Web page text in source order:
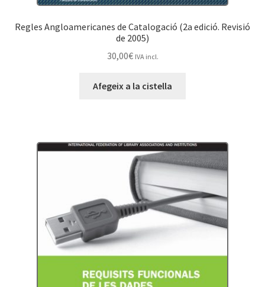
Regles Angloamericanes de Catalogació (2a edició. Revisió
de 2005)
30,00€ IVA incl.
Afegeix a la cistella